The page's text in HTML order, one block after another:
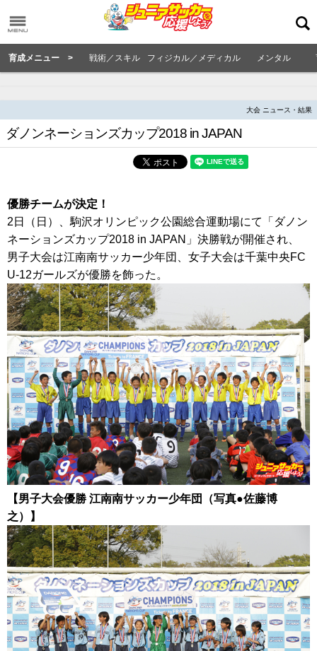
育成メニュー > 戦術／スキル フィジカル／メディカル メンタル
大会 ニュース・結果
ダノンネーションズカップ2018 in JAPAN
優勝チームが決定！
2日（日）、駒沢オリンピック公園総合運動場にて「ダノン
ネーションズカップ2018 in JAPAN」決勝戦が開催され、
男子大会は江南南サッカー少年団、女子大会は千葉中央FC
U-12ガールズが優勝を飾った。
【男子大会優勝 江南南サッカー少年団（写真●佐藤博
之）】